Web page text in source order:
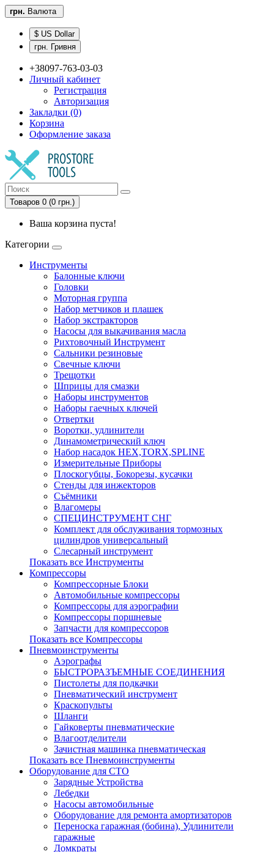
грн. Валюта
$ US Dollar
грн. Гривня
+38097-763-03-03
Личный кабинет
Регистрация
Авторизация
Закладки (0)
Корзина
Оформление заказа
Товаров 0 (0 грн.)
Ваша корзина пуста!
Категории
Инструменты
Балонные ключи
Головки
Моторная группа
Набор метчиков и плашек
Набор экстракторов
Насосы для выкачивания масла
Рихтовочный Инструмент
Сальники резиновые
Свечные ключи
Трещотки
Шприцы для смазки
Наборы инструментов
Наборы гаечных ключей
Отвертки
Воротки, удлинители
Динамометрический ключ
Набор насадок HEX,TORX,SPLINE
Измерительные Приборы
Плоскогубцы, Бокорезы, кусачки
Стенды для инжекторов
Съёмники
Влагомеры
СПЕЦИНСТРУМЕНТ СНГ
Комплект для обслуживания тормозных
цилиндров универсальный
Слесарный инструмент
Показать все Инструменты
Компрессоры
Компрессорные Блоки
Автомобильные компрессоры
Компрессоры для аэрографии
Компрессоры поршневые
Запчасти для компрессоров
Показать все Компрессоры
Пневмоинструменты
Аэрографы
БЫСТРОРАЗЪЕМНЫЕ СОЕДИНЕНИЯ
Пистолеты для подкачки
Пневматический инструмент
Краскопульты
Шланги
Гайковерты пневматические
Влагоотделители
Зачистная машинка пневматическая
Показать все Пневмоинструменты
Оборудование для СТО
Зарядные Устройства
Лебедки
Насосы автомобильные
Оборудование для ремонта амортизаторов
Переноска гаражная (бобина), Удлинители
гаражные
Домкраты